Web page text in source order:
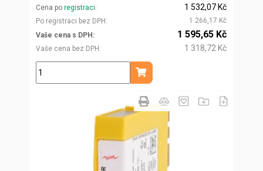
Cena po registraci
Po registraci bez DPH
1 532,07 Kč
1 266,17 Kč
Vaše cena s DPH
Vaše cena bez DPH
1 595,65 Kč
1 318,72 Kč
ks
Přidat do košíku